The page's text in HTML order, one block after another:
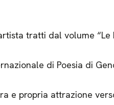
tratti dal volume “Le
di Poesia di
e propria attrazione